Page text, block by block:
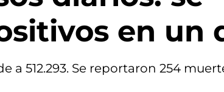
en un
a 512.293. Se reportaron 254